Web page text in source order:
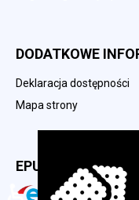
DODATKOWE
Deklaracja dostępności
Mapa strony
EPUAP